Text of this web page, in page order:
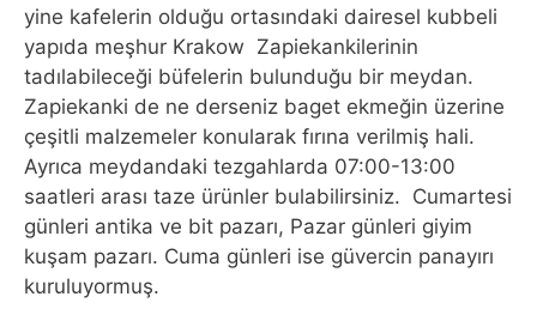
yine kafelerin olduğu ortasındaki dairesel kubbeli
yapıda meşhur Krakow Zapiekankilerinin
tadılabileceği büfelerin bulunduğu bir meydan.
Zapiekanki de ne derseniz baget ekmeğin üzerine
çeşitli malzemeler konularak fırına verilmiş hali.
Ayrıca meydandaki tezgahlarda 07:00-13:00
saatleri arası taze ürünler bulabilirsiniz. Cumartesi
günleri antika ve bit pazarı, Pazar günleri giyim
kuşam pazarı. Cuma günleri ise güvercin panayırı
kuruluyormuş.